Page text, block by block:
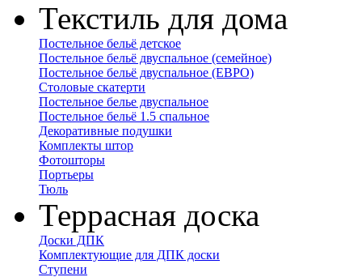
Текстиль для дома
Постельное бельё детское
Постельное бельё двуспальное (семейное)
Постельное бельё двуспальное (ЕВРО)
Столовые скатерти
Постельное белье двуспальное
Постельное бельё 1.5 спальное
Декоративные подушки
Комплекты штор
Фотошторы
Портьеры
Тюль
Террасная доска
Доски ДПК
Комплектующие для ДПК доски
Ступени